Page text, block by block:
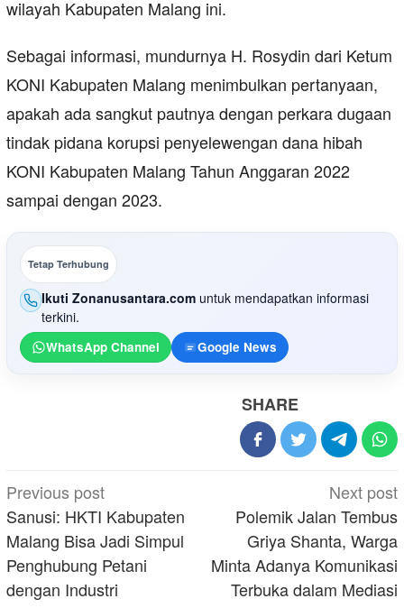
wilayah Kabupaten Malang ini.
Sebagai informasi, mundurnya H. Rosydin dari Ketum
KONI Kabupaten Malang menimbulkan pertanyaan,
apakah ada sangkut pautnya dengan perkara dugaan
tindak pidana korupsi penyelewengan dana hibah
KONI Kabupaten Malang Tahun Anggaran 2022
sampai dengan 2023.
Tetap Terhubung
Ikuti Zonanusantara.com untuk mendapatkan informasi
terkini.
WhatsApp Channel Google News
SHARE
Post
navigation
Previous post
Sanusi: HKTI Kabupaten
Malang Bisa Jadi Simpul
Penghubung Petani
dengan Industri
Next post
Polemik Jalan Tembus
Griya Shanta, Warga
Minta Adanya Komunikasi
Terbuka dalam Mediasi